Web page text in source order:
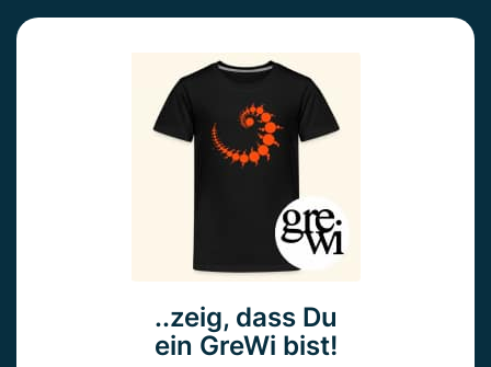
..zeig, dass Du
ein GreWi bist!